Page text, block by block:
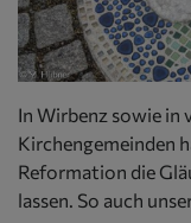
In Wirbenz sowie in
Kirchengemeinden
Reformation die
lassen. So auch